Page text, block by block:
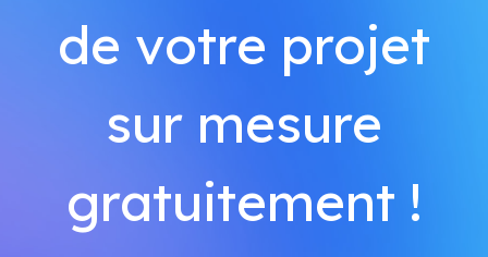
de votre projet
sur mesure
gratuitement !